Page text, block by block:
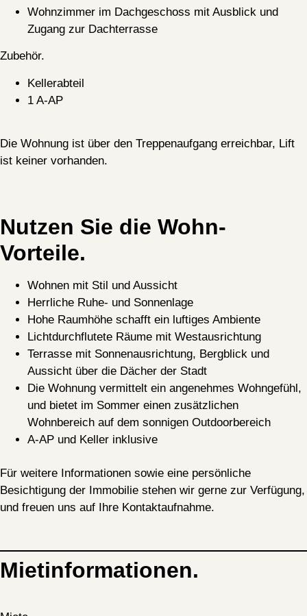
Wohnzimmer im Dachgeschoss mit Ausblick und
Zugang zur Dachterrasse
Zubehör.
Kellerabteil
1 A-AP
Die Wohnung ist über den Treppenaufgang erreichbar, Lift
ist keiner vorhanden.
Nutzen Sie die Wohn-
Vorteile.
Wohnen mit Stil und Aussicht
Herrliche Ruhe- und Sonnenlage
Hohe Raumhöhe schafft ein luftiges Ambiente
Lichtdurchflutete Räume mit Westausrichtung
Terrasse mit Sonnenausrichtung, Bergblick und
Aussicht über die Dächer der Stadt
Die Wohnung vermittelt ein angenehmes Wohngefühl,
und bietet im Sommer einen zusätzlichen
Wohnbereich auf dem sonnigen Outdoorbereich
A-AP und Keller inklusive
Für weitere Informationen sowie eine persönliche
Besichtigung der Immobilie stehen wir gerne zur Verfügung,
und freuen uns auf Ihre Kontaktaufnahme.
Mietinformationen.